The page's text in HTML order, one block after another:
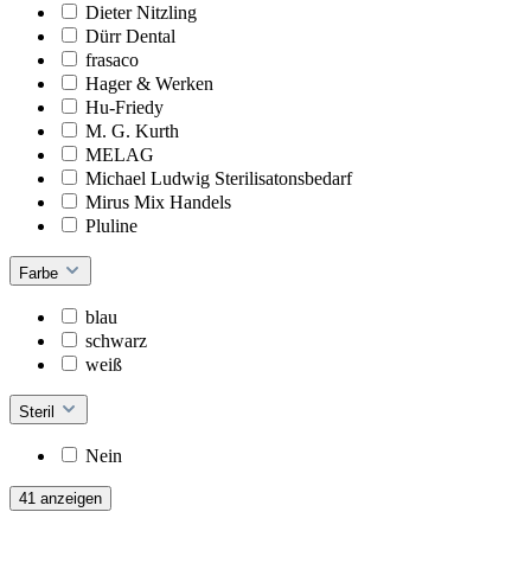
Dieter Nitzling
Dürr Dental
frasaco
Hager & Werken
Hu-Friedy
M. G. Kurth
MELAG
Michael Ludwig Sterilisatonsbedarf
Mirus Mix Handels
Pluline
Farbe
blau
schwarz
weiß
Steril
Nein
41 anzeigen